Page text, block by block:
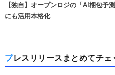
【独自】オープンロジの「AI梱包予
にも活用本格化
プレスリリースまとめてチェ